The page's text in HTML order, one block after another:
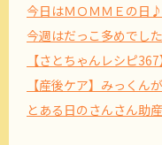
今日はＭＯＭＭＥの日♪
今週はだっこ多めでし
【さとちゃんレシピ
【産後ケア】みっくん
とある日のさんさん助